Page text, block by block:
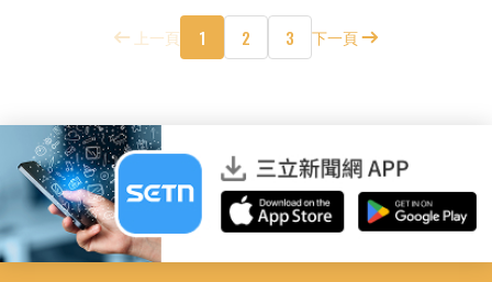
上一頁 1 2 3 下一頁